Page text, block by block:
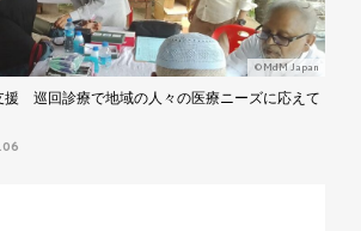
©MdM Japan
援 巡回診療で地域の人々の医療ニーズに応えて